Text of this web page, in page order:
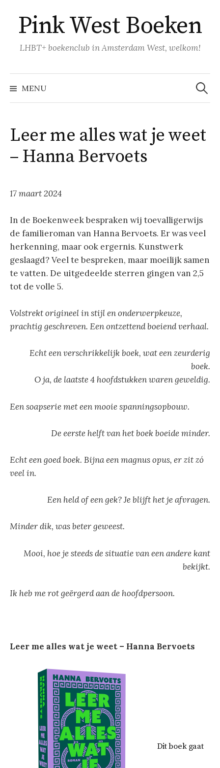
inhoud
springen
Pink West Boeken
LHBT+ boekenclub in Amsterdam West, welkom!
MENU
Zoeken
naar:
Leer me alles wat je weet
– Hanna Bervoets
17 maart 2024
In de Boekenweek bespraken wij toevalligerwijs
de familieroman van Hanna Bervoets. Er was veel
herkenning, maar ook ergernis. Kunstwerk
geslaagd? Veel te bespreken, maar moeilijk samen
te vatten. De uitgedeelde sterren gingen van 2,5
tot de volle 5.
Volstrekt origineel in stijl en onderwerpkeuze,
prachtig geschreven. Een ontzettend boeiend verhaal.
Echt een verschrikkelijk boek, wat een zeurderig
boek.
O ja, de laatste 4 hoofdstukken waren geweldig.
Een soapserie met een mooie spanningsopbouw.
De eerste helft van het boek boeide minder.
Echt een goed boek. Bijna een magnus opus, er zit zó
veel in.
Een held of een gek? Je blijft het je afvragen.
Minder dik, was beter geweest.
Mooi, hoe je steeds de situatie van een andere kant
bekijkt.
Ik heb me rot geërgerd aan de hoofdpersoon.
Leer me alles wat je weet – Hanna Bervoets
Dit boek gaat